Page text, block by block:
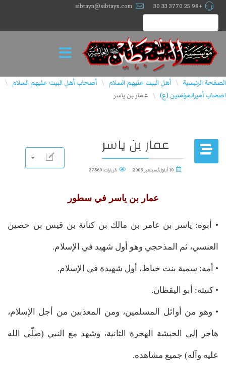
+98 25 3770 33 30
sibtayn@sibtayn.com
الصفحة الرئيسية \ أهل البيت عليهم السلام \ أصحاب أهل البيت علیهم السلام \
اصحاب أميرالمؤمنين (ع) \ عمار بن ياسر
عمار بن ياسر
10 أيلول/سبتمبر 2008 الزيارات: 27569
عمار بن ياسر في سطور
• أبوه: ياسر بن عامر بن مالك بن كنانة بن قيس بن حصين
العنسي، ثم المذحجي وهو أول شهيد في الإسلام.
• أمه: سمية بنت خياط، أول شهيدة في الإسلام.
• كنيته: أبو اليقظان.
• وهو من أوائل المسلمين، ومن المعذبين من أجل الإسلام،
هاجر إلى الحبشة الهجرة الثانية، وشهد مع النبي (صلّى الله
عليه وآله) جميع مشاهده.